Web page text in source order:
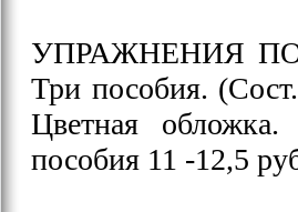
УПРАЖНЕНИЯ
Три пособия.
Цветная
пособия 11 -12,5